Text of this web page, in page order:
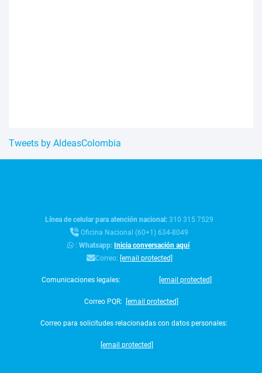
Tweets by AldeasColombia
Línea de celular para atención nacional:310 315 7529
Oficina Nacional (60+1) 634-8049
:Whatsapp: Inicia conversación aquí
Correo: [email protected]
Comunicaciones legales: [email protected]
Correo PQR: [email protected]
Correo para solicitudes relacionadas con datos personales:
[email protected]